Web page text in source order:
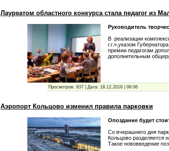
Лауреатом областного конкурса стала педагог из
Руководитель
В реализации
г.г.»,указом
премии педагогам
дополнительным
Просмотров: 837 Дата: 18.12.2018 |08:06
Аэропорт Кольцово изменил правила парковки
Опоздание будет
Со вчерашнего дня
Кольцово разделяется
Такое нововведение